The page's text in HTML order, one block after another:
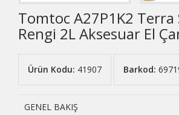
Tomtoc A27P1K2 Terra
Rengi 2L Aksesuar El
Ürün Kodu: 41907 Barkod:
GENEL BAKIŞ